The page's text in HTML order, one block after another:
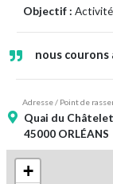
Objectif : Activité
nous courons
Adresse / Point de
Quai du Châtelet
45000 ORLÉANS
+